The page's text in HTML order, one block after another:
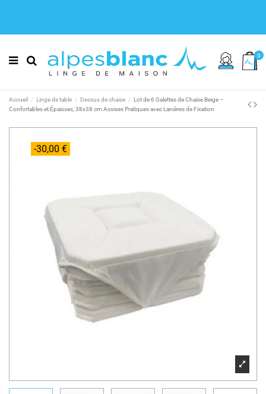
0
Accueil Linge de table Dessus de chaise
Lot de 6 Galettes de Chaise Beige –
Confortables et Épaisses, 38x38 cm Assises Pratiques avec Lanières de Fixation
-30,00 €